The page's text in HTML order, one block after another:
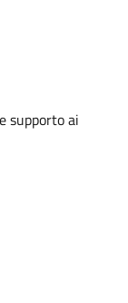
supporto ai